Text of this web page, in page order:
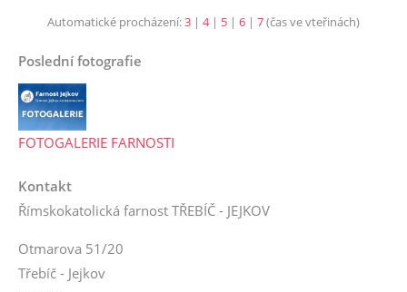
Automatické procházení:3 | 4| 5 | 6 | 7(čas ve vteřinách)
Poslední fotografie
FOTOGALERIE FARNOSTI
Kontakt
Římskokatolická farnost TŘEBÍČ - JEJKOV
Otmarova 51/20
Třebíč - Jejkov